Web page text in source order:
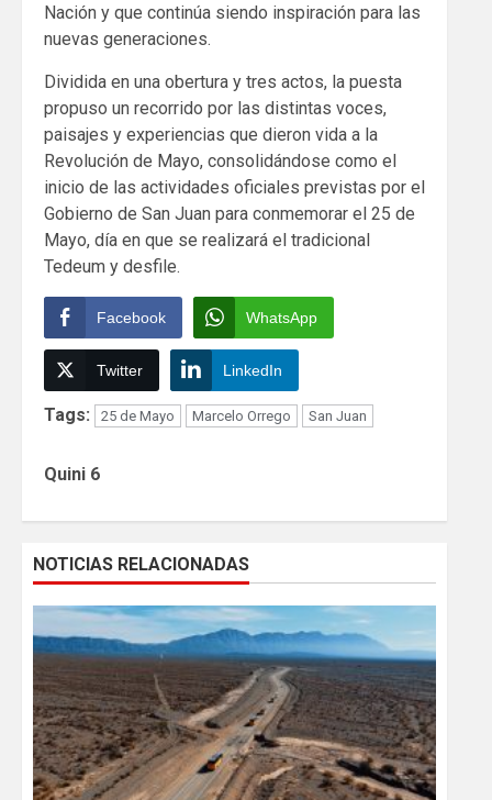
Nación y que continúa siendo inspiración para las
nuevas generaciones.
Dividida en una obertura y tres actos, la puesta
propuso un recorrido por las distintas voces,
paisajes y experiencias que dieron vida a la
Revolución de Mayo, consolidándose como el
inicio de las actividades oficiales previstas por el
Gobierno de San Juan para conmemorar el 25 de
Mayo, día en que se realizará el tradicional
Tedeum y desfile.
Facebook WhatsApp
Twitter LinkedIn
Tags: 25 de Mayo Marcelo Orrego San Juan
Reading
Quini 6
NOTICIAS RELACIONADAS